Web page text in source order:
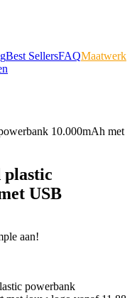
Best SellersFAQMaatwerk
10.000mAh met
plastic
USB
aan!